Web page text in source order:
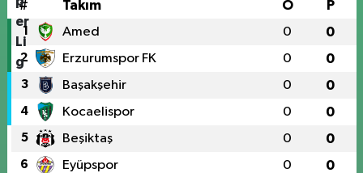
# Takım O P
1 Amed 0 0
2 Erzurumspor FK 0 0
3 Başakşehir 0 0
4 Kocaelispor 0 0
5 Beşiktaş 0 0
6 Eyüpspor 0 0